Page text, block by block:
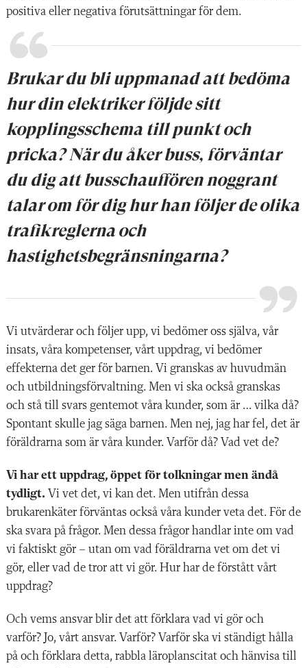
positiva eller negativa förutsättningar för dem.
Brukar du bli uppmanad att bedöma
hur din elektriker följde sitt
kopplingsschema till punkt och
pricka? När du åker buss, förväntar
du dig att busschauffören noggrant
talar om för dig hur han följer de olika
trafikreglerna och
hastighetsbegränsningarna?
Vi utvärderar och följer upp, vi bedömer oss själva, vår
insats, våra kompetenser, vårt uppdrag, vi bedömer
effekterna det ger för barnen. Vi granskas av huvudmän
och utbildningsförvaltning. Men vi ska också granskas
och stå till svars gentemot våra kunder, som är … vilka då?
Spontant skulle jag säga barnen. Men nej, jag har fel, det är
föräldrarna som är våra kunder. Varför då? Vad vet de?
Vi har ett uppdrag, öppet för tolkningar men ändå
tydligt. Vi vet det, vi kan det. Men utifrån dessa
brukarenkäter förväntas också våra kunder veta det. För de
ska svara på frågor. Men dessa frågor handlar inte om vad
vi faktiskt gör – utan om vad föräldrarna vet om det vi
gör, eller vad de tror att vi gör. Hur har de förstått vårt
uppdrag?
Och vems ansvar blir det att förklara vad vi gör och
varför? Jo, vårt ansvar. Varför? Varför ska vi ständigt hålla
på och förklara detta, rabbla läroplanscitat och hänvisa till